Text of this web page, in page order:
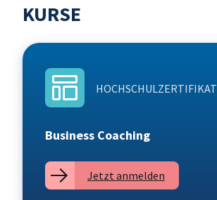
KURSE
HOCHSCHULZERTIFIKAT
Business Coaching
Jetzt anmelden